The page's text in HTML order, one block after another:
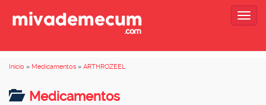
Inicio » Medicamentos » ARTHROZEEL
Medicamentos